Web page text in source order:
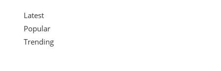
Latest
Popular
Trending